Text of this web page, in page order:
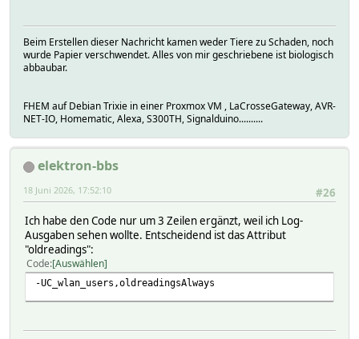
Beim Erstellen dieser Nachricht kamen weder Tiere zu Schaden, noch
wurde Papier verschwendet. Alles von mir geschriebene ist biologisch
abbaubar.
FHEM auf Debian Trixie in einer Proxmox VM , LaCrosseGateway, AVR-
NET-IO, Homematic, Alexa, S300TH, Signalduino..........
elektron-bbs
#26
18 Juni 2026, 17:52:10
Ich habe den Code nur um 3 Zeilen ergänzt, weil ich Log-
Ausgaben sehen wollte. Entscheidend ist das Attribut
"oldreadings":
Code Auswählen
-UC_wlan_users,oldreadingsAlways